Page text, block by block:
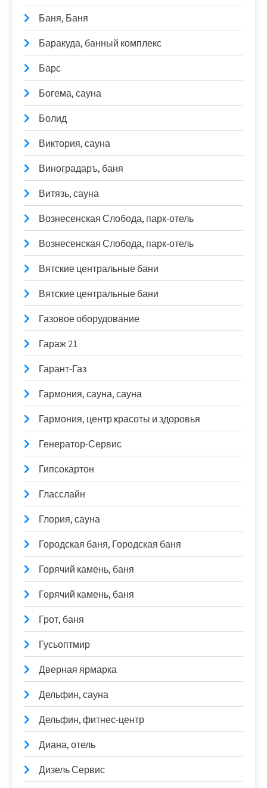
Баня, Баня
Баракуда, банный комплекс
Барс
Богема, сауна
Болид
Виктория, сауна
Виноградаръ, баня
Витязь, сауна
Вознесенская Слобода, парк-отель
Вознесенская Слобода, парк-отель
Вятские центральные бани
Вятские центральные бани
Газовое оборудование
Гараж 21
Гарант-Газ
Гармония, сауна, сауна
Гармония, центр красоты и здоровья
Генератор-Сервис
Гипсокартон
Гласслайн
Глория, сауна
Городская баня, Городская баня
Горячий камень, баня
Горячий камень, баня
Грот, баня
Гусьоптмир
Дверная ярмарка
Дельфин, сауна
Дельфин, фитнес-центр
Диана, отель
Дизель Сервис